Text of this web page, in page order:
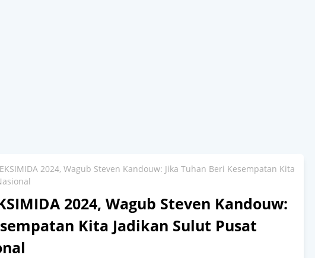
2024, Wagub Steven Kandouw: Jika Tuhan Beri Kesempatan Kita
2024, Wagub Steven Kandouw:
Kita Jadikan Sulut Pusat